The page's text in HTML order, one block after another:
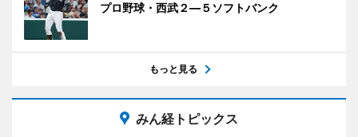
プロ野球・西武２―５ソフトバンク
もっと見る
みん経トピックス